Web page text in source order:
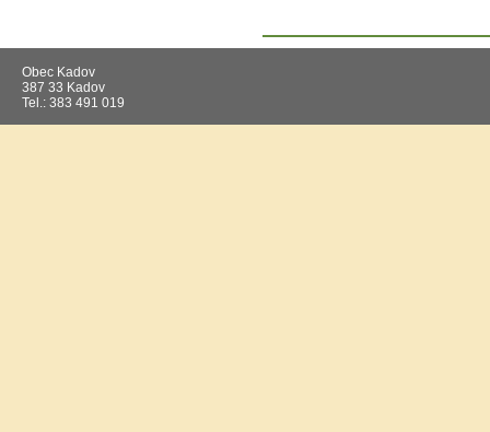
Obec Kadov
387 33 Kadov
Tel.: 383 491 019